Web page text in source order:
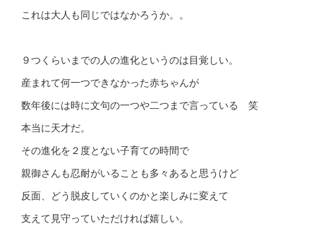
これは大人も同じではなかろうか。。
９つくらいまでの人の進化というのは目覚しい。
産まれて何一つできなかった赤ちゃんが
数年後には時に文句の一つや二つまで言っている 笑
本当に天才だ。
その進化を２度とない子育ての時間で
親御さんも忍耐がいることも多々あると思うけど
反面、どう脱皮していくのかと楽しみに変えて
支えて見守っていただければ嬉しい。